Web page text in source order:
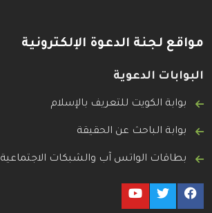
مواقع لجنة الدعوة الإلكترونية
البوابات الدعوية
بوابة الكويت للتعريف بالإسلام
بوابة الباحث عن الحقيقة
بطاقات الواتس آب والشبكات الاجتماعية